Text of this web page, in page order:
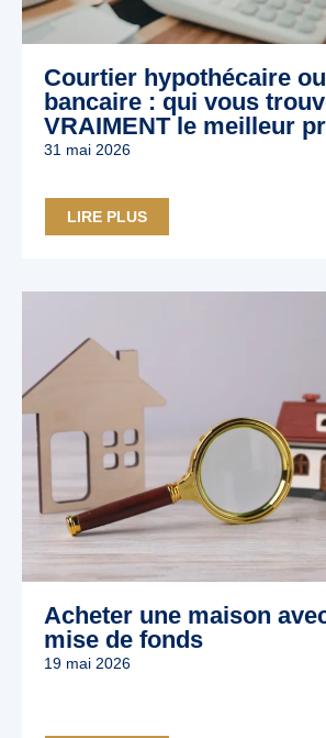
Courtier hypothécaire
bancaire : qui vous
VRAIMENT le meilleur
31 mai 2026
LIRE PLUS
Acheter une maison
mise de fonds
19 mai 2026